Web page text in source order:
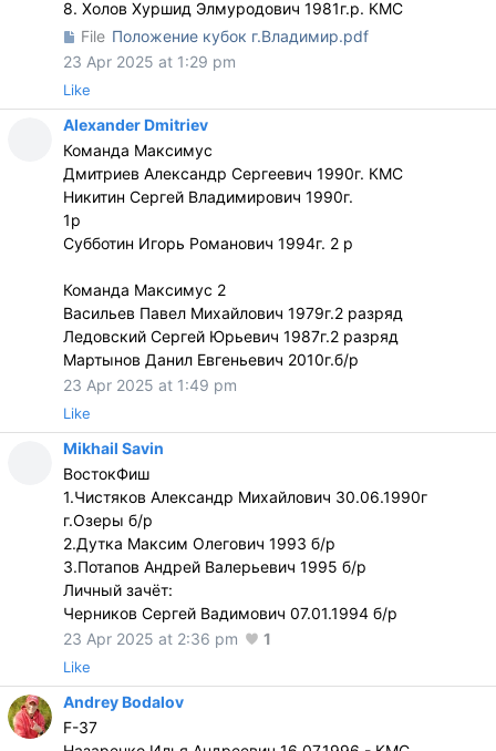
8. Холов Хуршид Элмуродович 1981г.р. КМС
File Положение кубок г.Владимир.pdf
23 Apr 2025 at 1:29 pm
Like
Alexander Dmitriev
Команда Максимус
Дмитриев Александр Сергеевич 1990г. КМС
Никитин Сергей Владимирович 1990г.
1р
Субботин Игорь Романович 1994г. 2 р
Команда Максимус 2
Васильев Павел Михайлович 1979г.2 разряд
Ледовский Сергей Юрьевич 1987г.2 разряд
Мартынов Данил Евгеньевич 2010г.б/р
23 Apr 2025 at 1:49 pm
Like
Mikhail Savin
ВостокФиш
1.Чистяков Александр Михайлович 30.06.1990г
г.Озеры б/р
2.Дутка Максим Олегович 1993 б/р
3.Потапов Андрей Валерьевич 1995 б/р
Личный зачёт:
Черников Сергей Вадимович 07.01.1994 б/р
23 Apr 2025 at 2:36 pm
1
Like
Andrey Bodalov
F-37